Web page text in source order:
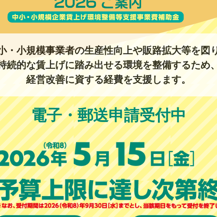
・小規模事業者の生産性向上や販路拡大等を図
続的な賃上げに踏み出せる環境を整備するため
経営改善に資する経費を支援します。
電子・郵送申請受付中